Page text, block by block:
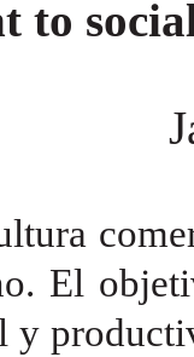
to
El
y